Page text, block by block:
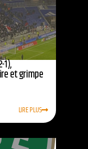
1),
et grimpe
LIRE PLUS